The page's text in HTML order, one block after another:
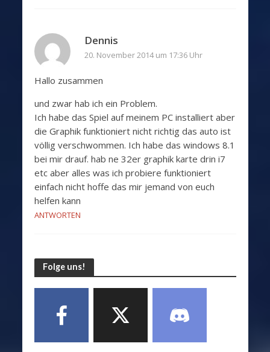
Dennis
20. November 2014 um 17:36 Uhr
Hallo zusammen
und zwar hab ich ein Problem.
Ich habe das Spiel auf meinem PC installiert aber
die Graphik funktioniert nicht richtig das auto ist
völlig verschwommen. Ich habe das windows 8.1
bei mir drauf. hab ne 32er graphik karte drin i7
etc aber alles was ich probiere funktioniert
einfach nicht hoffe das mir jemand von euch
helfen kann
ANTWORTEN
Folge uns!